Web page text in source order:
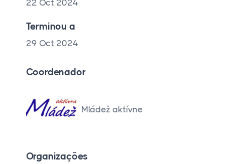
22 Oct 2024
Terminou a
29 Oct 2024
Coordenador
Mládež aktívne
Organizações